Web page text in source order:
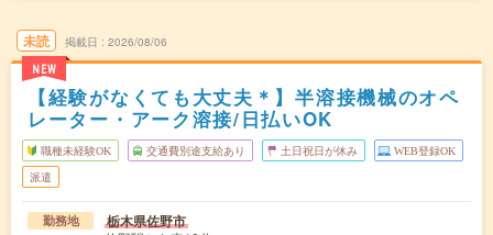
未読
NEW
掲載日 2026/08/06
【経験がなくても大丈夫＊】半溶接機械のオペ
レーター・アーク溶接/日払いOK
職種未経験OK 交通費別途支給あり 土日祝日が休み WEB登録OK
派遣
勤務地 栃木県佐野市